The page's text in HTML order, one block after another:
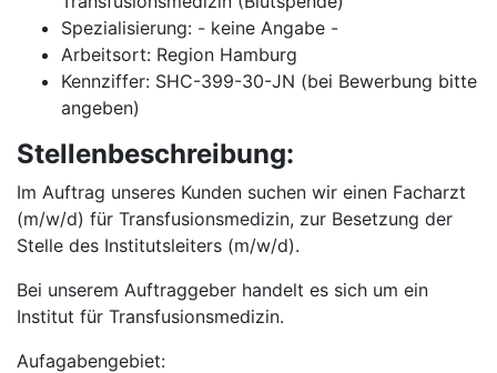
Spezialisierung: - keine Angabe -
Arbeitsort: Region Hamburg
Kennziffer: SHC-399-30-JN (bei Bewerbung bitte
angeben)
Stellenbeschreibung:
Im Auftrag unseres Kunden suchen wir einen Facharzt
(m/w/d) für Transfusionsmedizin, zur Besetzung der
Stelle des Institutsleiters (m/w/d).
Bei unserem Auftraggeber handelt es sich um ein
Institut für Transfusionsmedizin.
Aufagabengebiet: